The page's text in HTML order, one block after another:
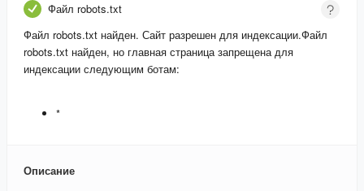
Файл robots.txt
Файл robots.txt найден. Сайт разрешен для индексации.Файл
robots.txt найден, но главная страница запрещена для
индексации следующим ботам:
*
Описание